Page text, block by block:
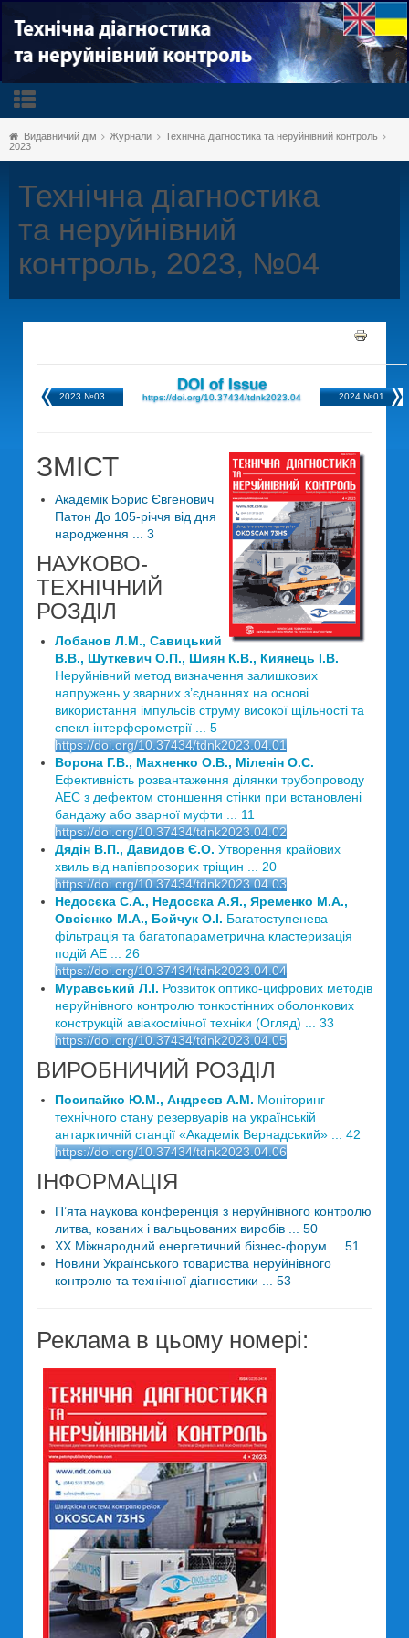
Видавничий дім Журнали
Технічна діагностика та неруйнівний контроль
2023
Технічна діагностика
та неруйнівний
контроль, 2023, №04
2023 №03
DOI of Issue
https://doi.org/10.37434/tdnk2023.04 2024 №01
ЗМІСТ
Академік Борис Євгенович
Патон До 105-річчя від дня
народження ... 3
НАУКОВО-
ТЕХНІЧНИЙ
РОЗДІЛ
Лобанов Л.М., Савицький
В.В., Шуткевич О.П., Шиян К.В., Киянець І.В.
Неруйнівний метод визначення залишкових
напружень у зварних з’єднаннях на основі
використання імпульсів струму високої щільності та
спекл-інтерферометрії ... 5
https://doi.org/10.37434/tdnk2023.04.01
Ворона Г.В., Махненко О.В., Міленін О.С.
Ефективність розвантаження ділянки трубопроводу
АЕС з дефектом стоншення стінки при встановлені
бандажу або зварної муфти ... 11
https://doi.org/10.37434/tdnk2023.04.02
Дядін В.П., Давидов Є.О. Утворення крайових
хвиль від напівпрозорих тріщин ... 20
https://doi.org/10.37434/tdnk2023.04.03
Недосєка С.А., Недосєка А.Я., Яременко М.А.,
Овсієнко М.А., Бойчук О.І. Багатоступенева
фільтрація та багатопараметрична кластеризація
подій АЕ ... 26
https://doi.org/10.37434/tdnk2023.04.04
Муравський Л.І. Розвиток оптико-цифрових методів
неруйнівного контролю тонкостінних оболонкових
конструкцій авіакосмічної техніки (Огляд) ... 33
https://doi.org/10.37434/tdnk2023.04.05
ВИРОБНИЧИЙ РОЗДІЛ
Посипайко Ю.М., Андреєв А.М. Моніторинг
технічного стану резервуарів на українській
антарктичній станції «Академік Вернадський» ... 42
https://doi.org/10.37434/tdnk2023.04.06
ІНФОРМАЦІЯ
П’ята наукова конференція з неруйнівного контролю
литва, кованих і вальцьованих виробів ... 50
XX Міжнародний енергетичний бізнес-форум ... 51
Новини Українського товариства неруйнівного
контролю та технічної діагностики ... 53
Реклама в цьому номері: